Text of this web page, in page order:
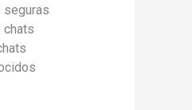
seguras
chats